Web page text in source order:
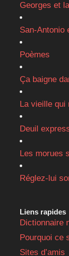
Georges et
San-Antonio
Poèmes
Ça baigne
La vieille
Deuil
Les morues
Réglez-lui
Liens rapides
Dictionnaire
Pourquoi ce
Sites d’amis